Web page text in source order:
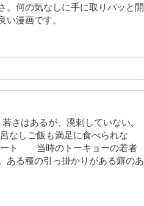
。何の気なしに手に取りパッと開
漫画です。
さはあるが、溌剌していない。
なしご飯も満足に食べられな
ート 当時のトーキョーの若者
ある種の引っ掛かりがある癖のあ